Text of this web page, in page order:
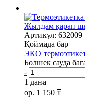
Жылдам қарап
Артикул: 632009
Қоймада бар
ЭКО
Бөлшек сауда
-
1 дана
ор. 1 150 ₸